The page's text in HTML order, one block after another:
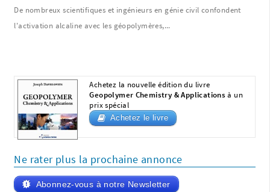
De nombreux scientifiques et ingénieurs en génie civil confondent
l'activation alcaline avec les géopolymères,...
Achetez la nouvelle édition du livre
Geopolymer Chemistry & Applications à un
prix spécial
Achetez le livre
Ne rater plus la prochaine annonce
Abonnez-vous à notre Newsletter